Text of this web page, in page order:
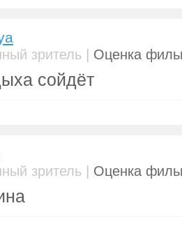
зритель | Оценка
сойдёт
зритель | Оценка